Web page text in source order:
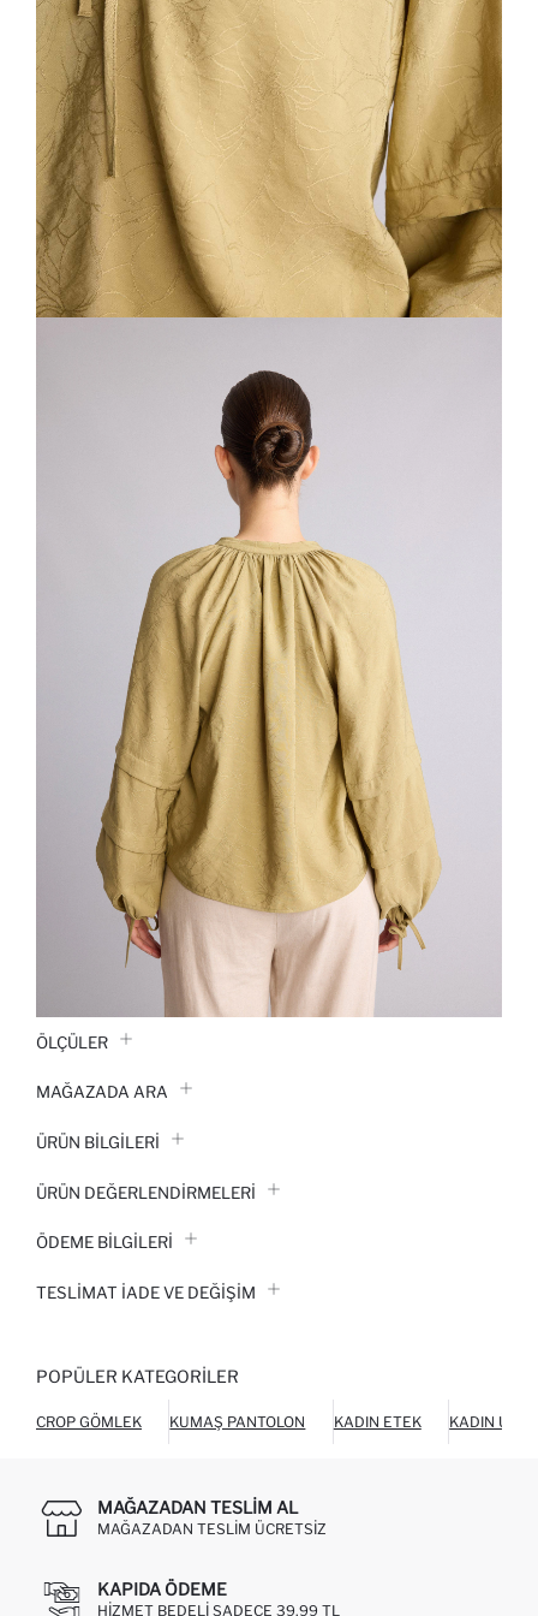
ÖLÇÜLER
MAĞAZADA ARA
ÜRÜN BILGILERI
ÜRÜN DEĞERLENDİRMELERİ
ÖDEME BİLGİLERİ
TESLIMAT İADE VE DEĞIŞIM
POPÜLER KATEGORILER
CROP GÖMLEK KUMAŞ PANTOLON KADIN ETEK KADIN ÜST
MAĞAZADAN TESLIM AL
MAĞAZADAN TESLIM ÜCRETSIZ
KAPIDA ÖDEME
HIZMET BEDELI SADECE 39,99 TL